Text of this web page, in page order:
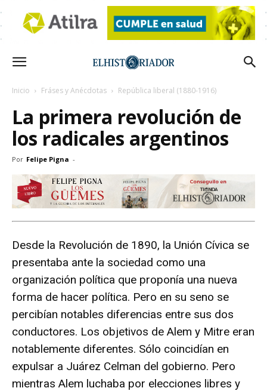
Inicio Fráses y Anécdotas República liberal (1880-1916)
La primera revolución de
los radicales argentinos
Por Felipe Pigna -
Desde la Revolución de 1890, la Unión Cívica se
presentaba ante la sociedad como una
organización política que proponía una nueva
forma de hacer política. Pero en su seno se
percibían notables diferencias entre sus dos
conductores. Los objetivos de Alem y Mitre eran
notablemente diferentes. Sólo coincidían en
expulsar a Juárez Celman del gobierno. Pero
mientras Alem luchaba por elecciones libres y